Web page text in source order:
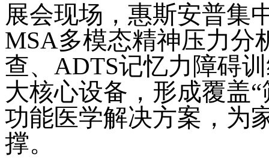
展会现场，惠斯安普集
MSA多模态精神压力分
查、ADTS记忆力障碍
大核心设备，形成覆盖
功能医学解决方案，为
撑。